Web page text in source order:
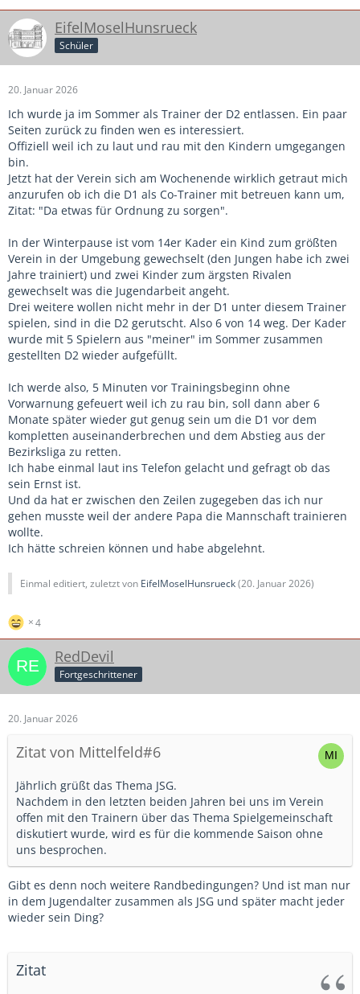
EifelMoselHunsrueck
Schüler
20. Januar 2026
Ich wurde ja im Sommer als Trainer der D2 entlassen. Ein paar
Seiten zurück zu finden wen es interessiert.
Offiziell weil ich zu laut und rau mit den Kindern umgegangen
bin.
Jetzt hat der Verein sich am Wochenende wirklich getraut mich
anzurufen ob ich die D1 als Co-Trainer mit betreuen kann um,
Zitat: "Da etwas für Ordnung zu sorgen".
In der Winterpause ist vom 14er Kader ein Kind zum größten
Verein in der Umgebung gewechselt (den Jungen habe ich zwei
Jahre trainiert) und zwei Kinder zum ärgsten Rivalen
gewechselt was die Jugendarbeit angeht.
Drei weitere wollen nicht mehr in der D1 unter diesem Trainer
spielen, sind in die D2 gerutscht. Also 6 von 14 weg. Der Kader
wurde mit 5 Spielern aus "meiner" im Sommer zusammen
gestellten D2 wieder aufgefüllt.
Ich werde also, 5 Minuten vor Trainingsbeginn ohne
Vorwarnung gefeuert weil ich zu rau bin, soll dann aber 6
Monate später wieder gut genug sein um die D1 vor dem
kompletten auseinanderbrechen und dem Abstieg aus der
Bezirksliga zu retten.
Ich habe einmal laut ins Telefon gelacht und gefragt ob das
sein Ernst ist.
Und da hat er zwischen den Zeilen zugegeben das ich nur
gehen musste weil der andere Papa die Mannschaft trainieren
wollte.
Ich hätte schreien können und habe abgelehnt.
Einmal editiert, zuletzt von EifelMoselHunsrueck(20. Januar 2026)
4
RedDevil
Fortgeschrittener
20. Januar 2026
Zitat von Mittelfeld#6
Jährlich grüßt das Thema JSG.
Nachdem in den letzten beiden Jahren bei uns im Verein
offen mit den Trainern über das Thema Spielgemeinschaft
diskutiert wurde, wird es für die kommende Saison ohne
uns besprochen.
Gibt es denn noch weitere Randbedingungen? Und ist man nur
in dem Jugendalter zusammen als JSG und später macht jeder
wieder sein Ding?
Zitat